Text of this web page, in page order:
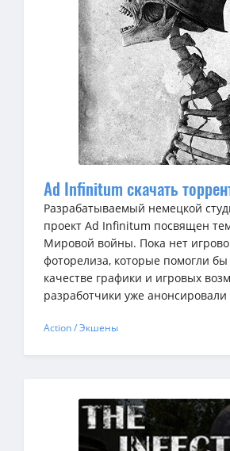
Ad Infinitum скачать
Разрабатываемый немецкой
проект Ad Infinitum посвящен
Мировой войны. Пока нет
фоторелиза, которые помогли бы
качестве графики и игровых
разработчики уже анонсировали
Action / Экшены